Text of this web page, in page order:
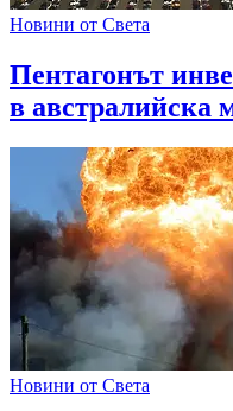
Новини от Света
Пентагонът
в австралийска
Новини от Света